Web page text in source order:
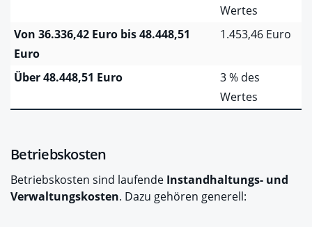
Wertes
Von 36.336,42 Euro bis 48.448,51
Euro
1.453,46 Euro
Über 48.448,51 Euro
3 % des
Wertes
Betriebskosten
Betriebskosten sind laufende Instandhaltungs- und
Verwaltungskosten. Dazu gehören generell: